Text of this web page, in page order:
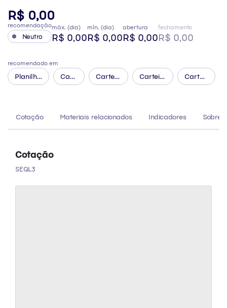
R$ 0,00
recomendação
Neutro
máx. (dia)
R$ 0,00
mín. (dia)
R$ 0,00
abertura
R$ 0,00
fechamento
R$ 0,00
recomendado em
Planilha
Carteira
Carteira
Carteira
Carteira
Cotação Materiais relacionados Indicadores Sobre
Cotação
SEQL3